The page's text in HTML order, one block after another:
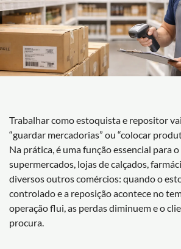
Trabalhar como estoquista e repositor
“guardar mercadorias” ou “colocar
Na prática, é uma função essencial para
supermercados, lojas de calçados,
diversos outros comércios: quando o
controlado e a reposição acontece no
operação flui, as perdas diminuem e o
procura.